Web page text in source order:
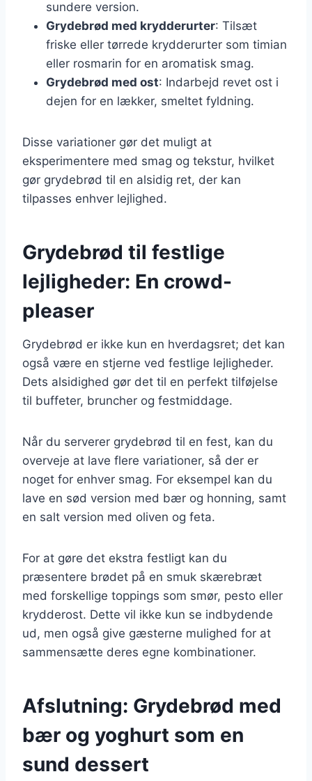
sundere version.
Grydebrød med krydderurter: Tilsæt
friske eller tørrede krydderurter som timian
eller rosmarin for en aromatisk smag.
Grydebrød med ost: Indarbejd revet ost i
dejen for en lækker, smeltet fyldning.
Disse variationer gør det muligt at
eksperimentere med smag og tekstur, hvilket
gør grydebrød til en alsidig ret, der kan
tilpasses enhver lejlighed.
Grydebrød til festlige
lejligheder: En crowd-
pleaser
Grydebrød er ikke kun en hverdagsret; det kan
også være en stjerne ved festlige lejligheder.
Dets alsidighed gør det til en perfekt tilføjelse
til buffeter, bruncher og festmiddage.
Når du serverer grydebrød til en fest, kan du
overveje at lave flere variationer, så der er
noget for enhver smag. For eksempel kan du
lave en sød version med bær og honning, samt
en salt version med oliven og feta.
For at gøre det ekstra festligt kan du
præsentere brødet på en smuk skærebræt
med forskellige toppings som smør, pesto eller
krydderost. Dette vil ikke kun se indbydende
ud, men også give gæsterne mulighed for at
sammensætte deres egne kombinationer.
Afslutning: Grydebrød med
bær og yoghurt som en
sund dessert